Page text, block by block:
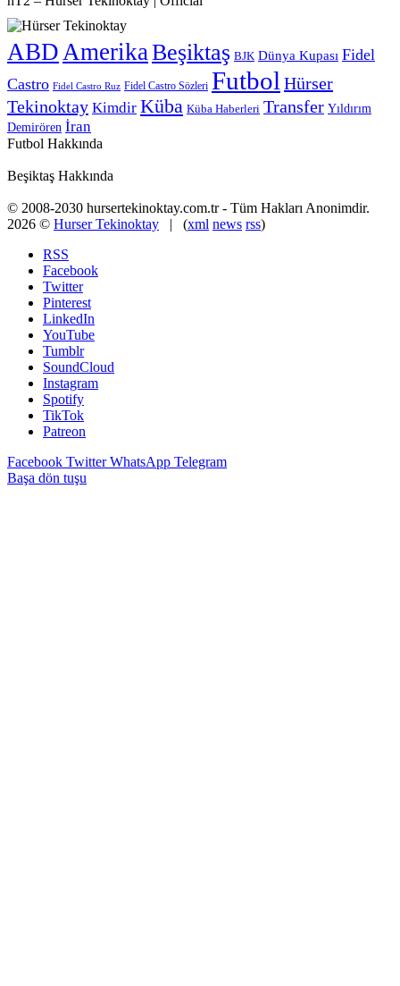
ABD Amerika Beşiktaş BJK Dünya Kupası Fidel
Castro Fidel Castro Ruz Fidel Castro Sözleri Futbol Hürser
Tekinoktay Kimdir Küba Küba Haberleri Transfer Yıldırım
Demirören İran
Futbol Hakkında
Beşiktaş Hakkında
© 2008-2030 hursertekinoktay.com.tr - Tüm Hakları Anonimdir.
2026 © Hurser Tekinoktay | (xml news rss)
RSS
Facebook
Twitter
Pinterest
LinkedIn
YouTube
Tumblr
SoundCloud
Instagram
Spotify
TikTok
Patreon
Facebook Twitter WhatsApp Telegram
Başa dön tuşu